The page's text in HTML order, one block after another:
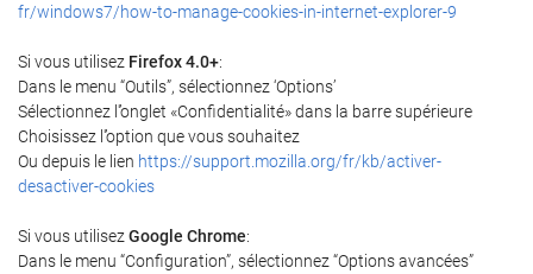
fr/windows7/how-to-manage-cookies-in-internet-explorer-9
Si vous utilisez Firefox 4.0+:
Dans le menu “Outils”, sélectionnez ‘Options’
Sélectionnez l'’onglet «Confidentialité» dans la barre supérieure
Choisissez l'’option que vous souhaitez
Ou depuis le lien https://support.mozilla.org/fr/kb/activer-
desactiver-cookies
Si vous utilisez Google Chrome:
Dans le menu “Configuration”, sélectionnez “Options avancées”